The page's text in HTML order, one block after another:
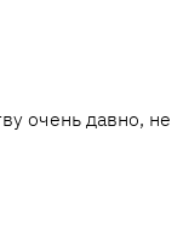
очень давно, не